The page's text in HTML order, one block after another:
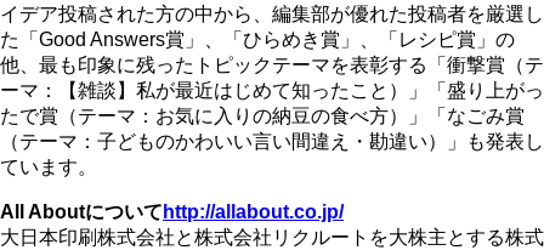
イデア投稿された方の中から、編集部が優れた投稿者を厳選し
た「Good Answers賞」、「ひらめき賞」、「レシピ賞」の
他、最も印象に残ったトピックテーマを表彰する「衝撃賞（テ
ーマ：【雑談】私が最近はじめて知ったこと）」「盛り上がっ
たで賞（テーマ：お気に入りの納豆の食べ方）」「なごみ賞
（テーマ：子どものかわいい言い間違え・勘違い）」も発表し
ています。
All Aboutについて http://allabout.co.jp/
大日本印刷株式会社と株式会社リクルートを大株主とする株式